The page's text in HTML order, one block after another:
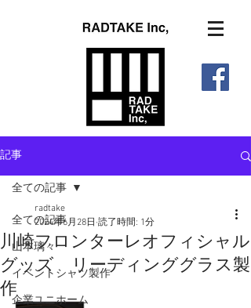
記事
全ての記事
山本璃々
イベントシャツ製作
企業ユニホーム
全ての記事
川崎フロンターレオフィシャル
グッズ リーディンググラス製
作
radtake
2024年6月28日 読了時間: 1分